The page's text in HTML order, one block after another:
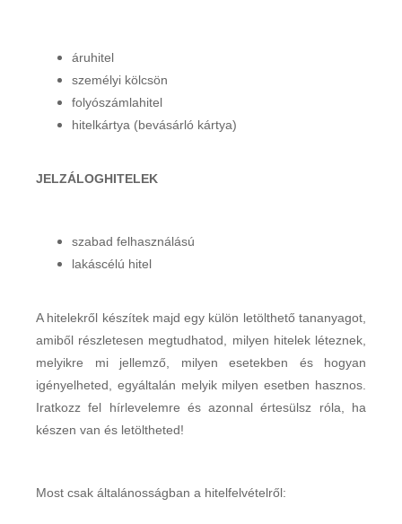
áruhitel
személyi kölcsön
folyószámlahitel
hitelkártya (bevásárló kártya)
JELZÁLOGHITELEK
szabad felhasználású
lakáscélú hitel
A hitelekről készítek majd egy külön letölthető tananyagot,
amiből részletesen megtudhatod, milyen hitelek léteznek,
melyikre mi jellemző, milyen esetekben és hogyan
igényelheted, egyáltalán melyik milyen esetben hasznos.
Iratkozz fel hírlevelemre és azonnal értesülsz róla, ha
készen van és letöltheted!
Most csak általánosságban a hitelfelvételről: